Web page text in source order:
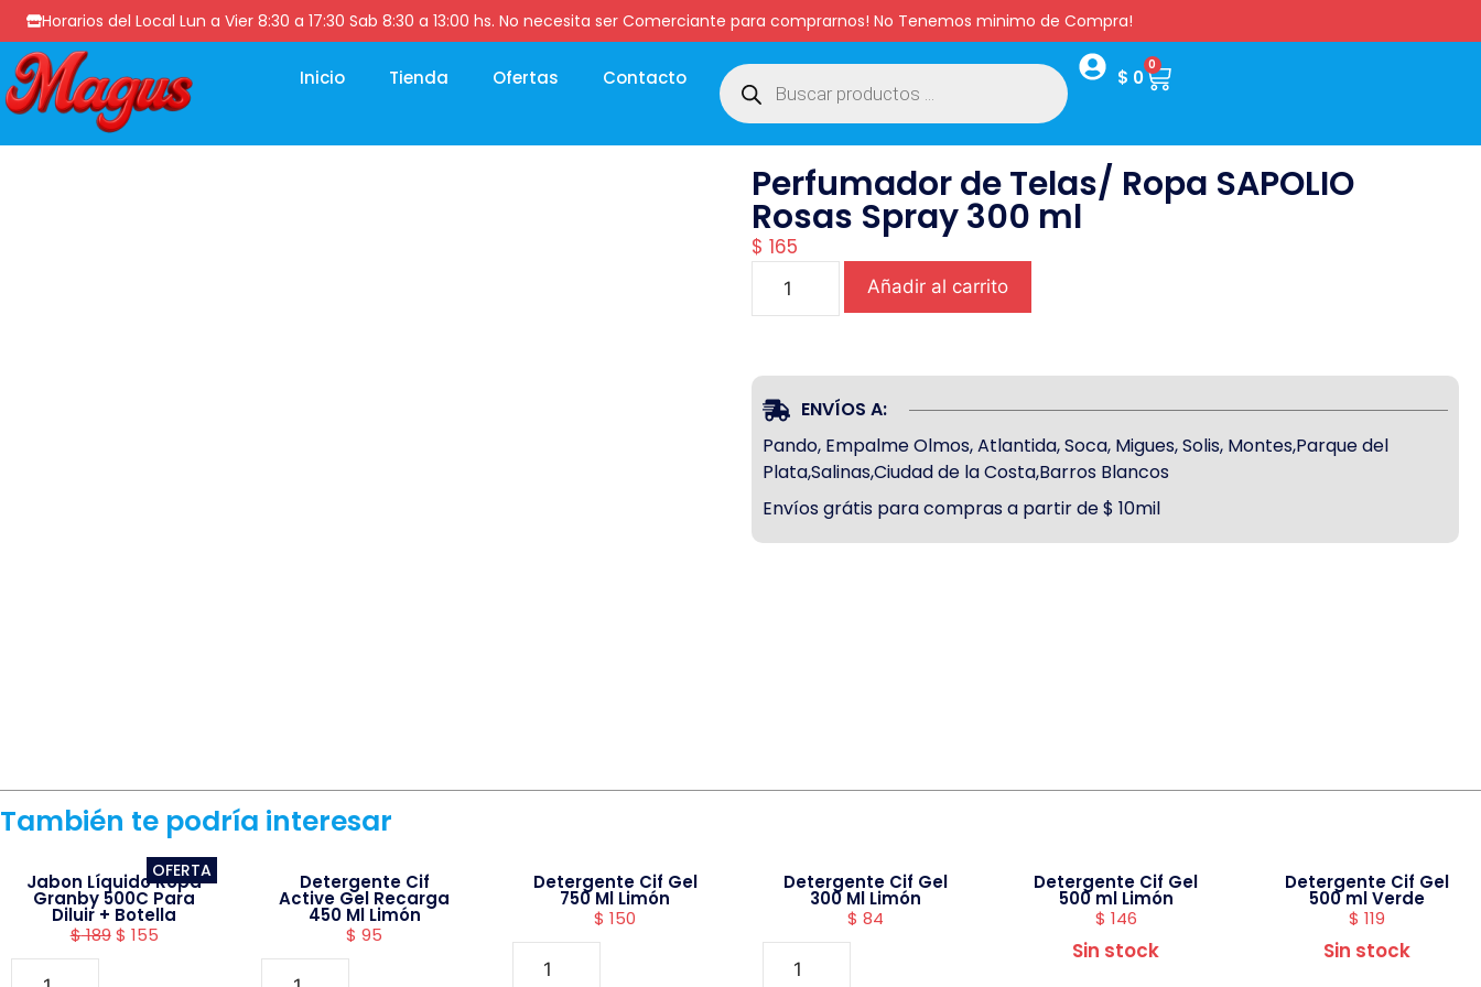
Horarios del Local Lun a Vier 8:30 a 17:30 Sab 8:30 a 13:00 hs. No necesita ser Comerciante para comprarnos! No Tenemos minimo de Compra!
Inicio Tienda Ofertas Contacto $ 0
0
Perfumador de Telas/ Ropa SAPOLIO
Rosas Spray 300 ml
$ 165
Añadir al carrito
ENVÍOS A:
Pando, Empalme Olmos, Atlantida, Soca, Migues, Solis, Montes,Parque del
Plata,Salinas,Ciudad de la Costa,Barros Blancos
Envíos grátis para compras a partir de $ 10mil
También te podría interesar
OFERTA
Jabon Líquido Ropa
Granby 500C Para
Diluir + Botella
$189 $ 155
Detergente Cif
Active Gel Recarga
450 Ml Limón
$ 95
Detergente Cif Gel
750 Ml Limón
$ 150
Detergente Cif Gel
300 Ml Limón
$ 84
Detergente Cif Gel
500 ml Limón
$ 146
Sin stock
Detergente Cif Gel
500 ml Verde
$ 119
Sin stock